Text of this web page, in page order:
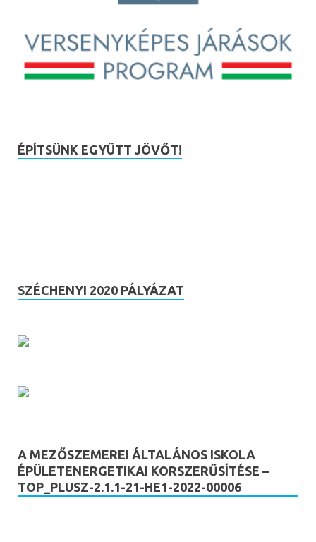
ÉPÍTSÜNK EGYÜTT JÖVŐT!
SZÉCHENYI 2020 PÁLYÁZAT
A MEZŐSZEMEREI ÁLTALÁNOS ISKOLA
ÉPÜLETENERGETIKAI KORSZERŰSÍTÉSE –
TOP_PLUSZ-2.1.1-21-HE1-2022-00006